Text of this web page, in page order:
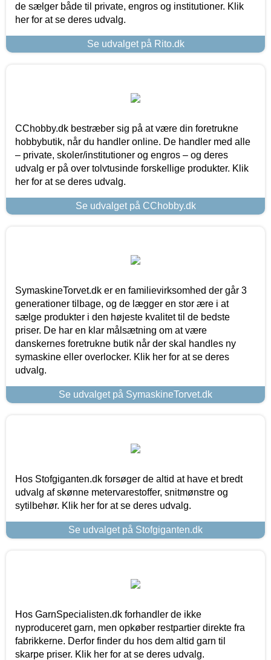
de sælger både til private, engros og institutioner. Klik
her for at se deres udvalg.
Se udvalget på Rito.dk
CChobby.dk bestræber sig på at være din foretrukne
hobbybutik, når du handler online. De handler med alle
– private, skoler/institutioner og engros – og deres
udvalg er på over tolvtusinde forskellige produkter. Klik
her for at se deres udvalg.
Se udvalget på CChobby.dk
SymaskineTorvet.dk er en familievirksomhed der går 3
generationer tilbage, og de lægger en stor ære i at
sælge produkter i den højeste kvalitet til de bedste
priser. De har en klar målsætning om at være
danskernes foretrukne butik når der skal handles ny
symaskine eller overlocker. Klik her for at se deres
udvalg.
Se udvalget på SymaskineTorvet.dk
Hos Stofgiganten.dk forsøger de altid at have et bredt
udvalg af skønne metervarestoffer, snitmønstre og
sytilbehør. Klik her for at se deres udvalg.
Se udvalget på Stofgiganten.dk
Hos GarnSpecialisten.dk forhandler de ikke
nyproduceret garn, men opkøber restpartier direkte fra
fabrikkerne. Derfor finder du hos dem altid garn til
skarpe priser. Klik her for at se deres udvalg.